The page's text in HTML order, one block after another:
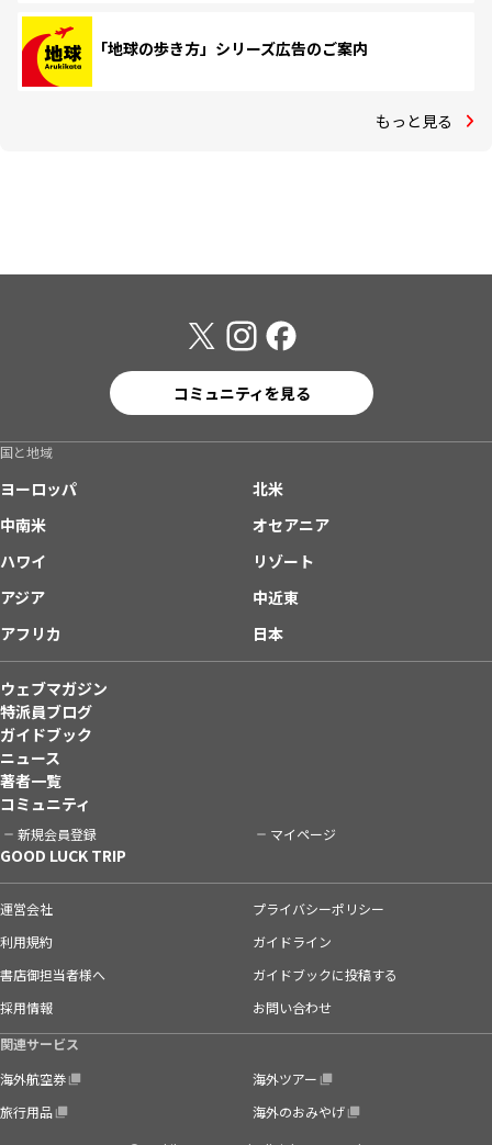
「地球の歩き方」シリーズ広告のご案内
もっと見る
コミュニティを見る
国と地域
ヨーロッパ
北米
中南米
オセアニア
ハワイ
リゾート
アジア
中近東
アフリカ
日本
ウェブマガジン
特派員ブログ
ガイドブック
ニュース
著者一覧
コミュニティ
新規会員登録 マイページ
GOOD LUCK TRIP
運営会社
プライバシーポリシー
利用規約
ガイドライン
書店御担当者様へ
ガイドブックに投稿する
採用情報
お問い合わせ
関連サービス
海外航空券
海外ツアー
旅行用品
海外のおみやげ